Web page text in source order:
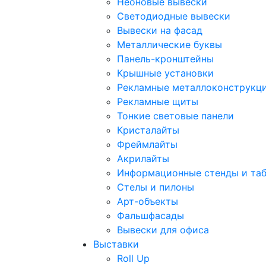
Светодиодные вывески
Вывески на фасад
Металлические буквы
Панель-кронштейны
Крышные установки
Рекламные
Рекламные щиты
Тонкие световые панели
Кристалайты
Фреймлайты
Акрилайты
Информационные стенды и
Стелы и пилоны
Арт-объекты
Фальшфасады
Вывески для офиса
Выставки
Roll Up